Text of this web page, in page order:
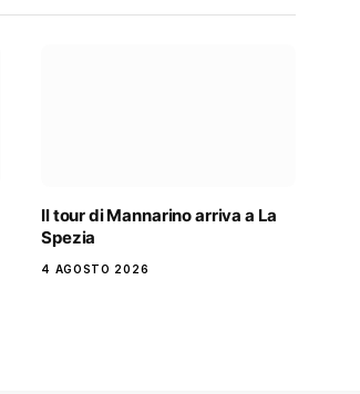
Il tour di Mannarino arriva a La
Spezia
4 AGOSTO 2026